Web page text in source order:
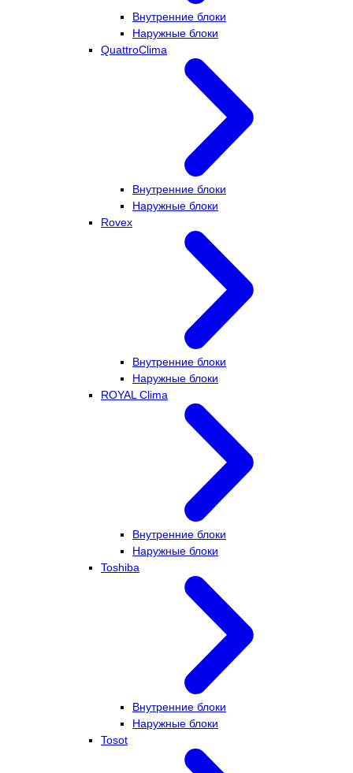
Внутренние блоки
Наружные блоки
QuattroClima
Внутренние блоки
Наружные блоки
Rovex
Внутренние блоки
Наружные блоки
ROYAL Clima
Внутренние блоки
Наружные блоки
Toshiba
Внутренние блоки
Наружные блоки
Tosot